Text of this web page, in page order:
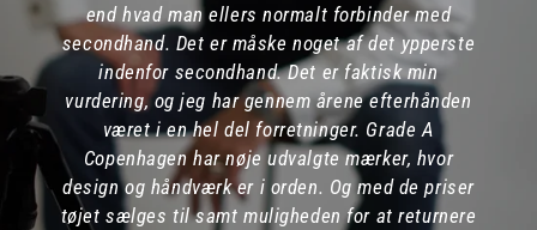
end hvad man ellers normalt forbinder med
secondhand. Det er måske noget af det ypperste
indenfor secondhand. Det er faktisk min
vurdering, og jeg har gennem årene efterhånden
været i en hel del forretninger. Grade A
Copenhagen har nøje udvalgte mærker, hvor
design og håndværk er i orden. Og med de priser
tøjet sælges til samt muligheden for at returnere